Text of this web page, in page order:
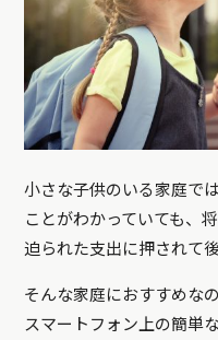
小さな子供のいる家庭で
ことがわかっていても、
迫られた支出に押されて
そんな家庭におすすめな
スマートフォン上の簡単